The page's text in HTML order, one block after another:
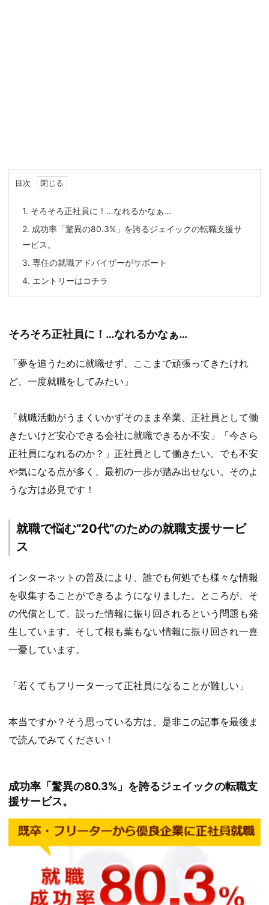
目次
1. そろそろ正社員に！…なれるかなぁ…
2. 成功率「驚異の80.3%」を誇るジェイックの転職支援サ
ービス。
3. 専任の就職アドバイザーがサポート
4. エントリーはコチラ
そろそろ正社員に！…なれるかなぁ…
「夢を追うために就職せず、ここまで頑張ってきたけれ
ど、一度就職をしてみたい」
「就職活動がうまくいかずそのまま卒業、正社員として働
きたいけど安心できる会社に就職できるか不安」「今さら
正社員になれるのか？」正社員として働きたい。でも不安
や気になる点が多く、最初の一歩が踏み出せない。そのよ
うな方は必見です！
就職で悩む“20代”のための就職支援サービ
ス
インターネットの普及により、誰でも何処でも様々な情報
を収集することができるようになりました。ところが、そ
の代償として、誤った情報に振り回されるという問題も発
生しています。そして根も葉もない情報に振り回され一喜
一憂しています。
「若くてもフリーターって正社員になることが難しい」
本当ですか？そう思っている方は、是非この記事を最後ま
で読んでみてください！
成功率「驚異の80.3%」を誇るジェイックの転職支
援サービス。